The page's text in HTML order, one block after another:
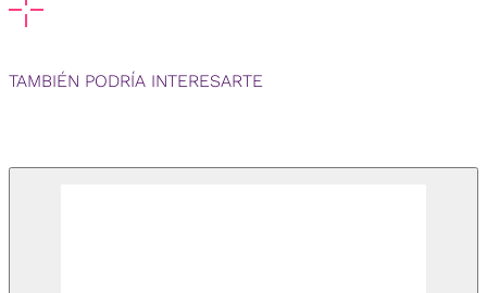
TAMBIÉN PODRÍA INTERESARTE